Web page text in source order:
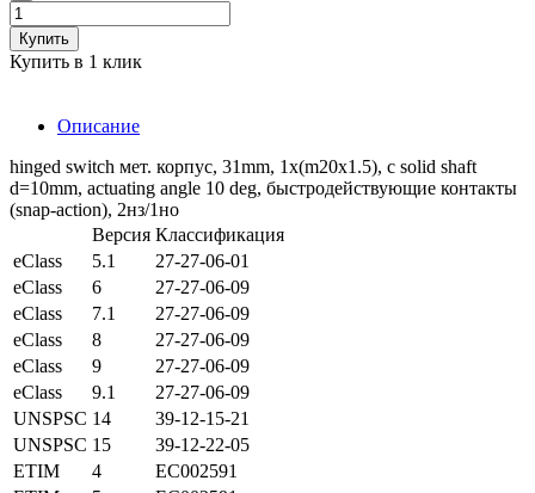
Купить
Купить в 1 клик
Описание
hinged switch мет. корпус, 31mm, 1x(m20x1.5), c solid shaft
d=10mm, actuating angle 10 deg, быстродействующие контакты
(snap-action), 2нз/1но
Версия Классификация
eClass
5.1
27-27-06-01
eClass
6
27-27-06-09
eClass
7.1
27-27-06-09
eClass
8
27-27-06-09
eClass
9
27-27-06-09
eClass
9.1
27-27-06-09
UNSPSC 14
39-12-15-21
UNSPSC 15
39-12-22-05
ETIM
4
EC002591